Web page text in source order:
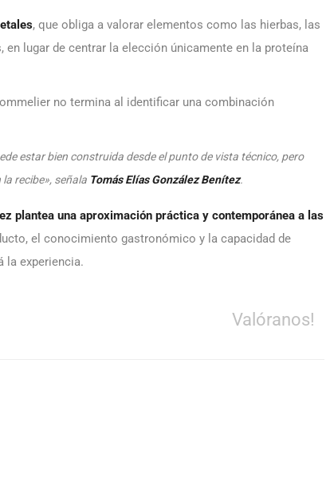
, que obliga a valorar elementos como las hierbas, las
lugar de centrar la elección únicamente en la proteína
no termina al identificar una combinación
estar bien construida desde el punto de vista técnico, pero
recibe», señala Tomás Elías González Benítez.
plantea una aproximación práctica y contemporánea a las
el conocimiento gastronómico y la capacidad de
la experiencia.
Valóranos!